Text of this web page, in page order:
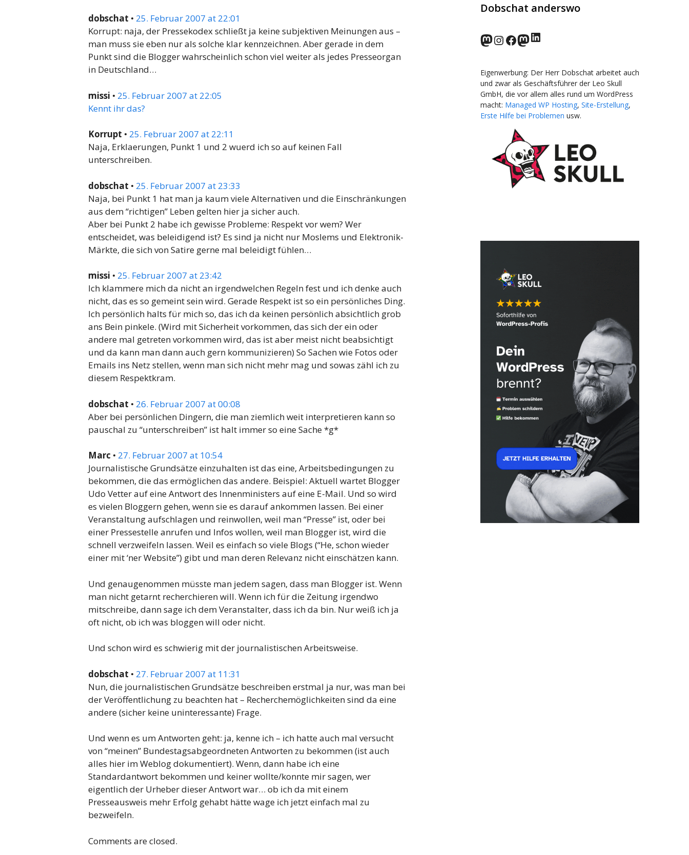
dobschat • 25. Februar 2007 at 22:01
Korrupt: naja, der Pressekodex schließt ja keine subjektiven Meinungen aus –
man muss sie eben nur als solche klar kennzeichnen. Aber gerade in dem
Punkt sind die Blogger wahrscheinlich schon viel weiter als jedes Presseorgan
in Deutschland…
missi • 25. Februar 2007 at 22:05
Kennt ihr das?
Korrupt • 25. Februar 2007 at 22:11
Naja, Erklaerungen, Punkt 1 und 2 wuerd ich so auf keinen Fall
unterschreiben.
dobschat • 25. Februar 2007 at 23:33
Naja, bei Punkt 1 hat man ja kaum viele Alternativen und die Einschränkungen
aus dem “richtigen” Leben gelten hier ja sicher auch.
Aber bei Punkt 2 habe ich gewisse Probleme: Respekt vor wem? Wer
entscheidet, was beleidigend ist? Es sind ja nicht nur Moslems und Elektronik-
Märkte, die sich von Satire gerne mal beleidigt fühlen…
missi • 25. Februar 2007 at 23:42
Ich klammere mich da nicht an irgendwelchen Regeln fest und ich denke auch
nicht, das es so gemeint sein wird. Gerade Respekt ist so ein persönliches Ding.
Ich persönlich halts für mich so, das ich da keinen persönlich absichtlich grob
ans Bein pinkele. (Wird mit Sicherheit vorkommen, das sich der ein oder
andere mal getreten vorkommen wird, das ist aber meist nicht beabsichtigt
und da kann man dann auch gern kommunizieren) So Sachen wie Fotos oder
Emails ins Netz stellen, wenn man sich nicht mehr mag und sowas zähl ich zu
diesem Respektkram.
dobschat • 26. Februar 2007 at 00:08
Aber bei persönlichen Dingern, die man ziemlich weit interpretieren kann so
pauschal zu “unterschreiben” ist halt immer so eine Sache *g*
Marc • 27. Februar 2007 at 10:54
Journalistische Grundsätze einzuhalten ist das eine, Arbeitsbedingungen zu
bekommen, die das ermöglichen das andere. Beispiel: Aktuell wartet Blogger
Udo Vetter auf eine Antwort des Innenministers auf eine E-Mail. Und so wird
es vielen Bloggern gehen, wenn sie es darauf ankommen lassen. Bei einer
Veranstaltung aufschlagen und reinwollen, weil man “Presse” ist, oder bei
einer Pressestelle anrufen und Infos wollen, weil man Blogger ist, wird die
schnell verzweifeln lassen. Weil es einfach so viele Blogs (“He, schon wieder
einer mit ‘ner Website”) gibt und man deren Relevanz nicht einschätzen kann.
Und genaugenommen müsste man jedem sagen, dass man Blogger ist. Wenn
man nicht getarnt recherchieren will. Wenn ich für die Zeitung irgendwo
mitschreibe, dann sage ich dem Veranstalter, dass ich da bin. Nur weiß ich ja
oft nicht, ob ich was bloggen will oder nicht.
Und schon wird es schwierig mit der journalistischen Arbeitsweise.
dobschat • 27. Februar 2007 at 11:31
Nun, die journalistischen Grundsätze beschreiben erstmal ja nur, was man bei
der Veröffentlichung zu beachten hat – Recherchemöglichkeiten sind da eine
andere (sicher keine uninteressante) Frage.
Und wenn es um Antworten geht: ja, kenne ich – ich hatte auch mal versucht
von “meinen” Bundestagsabgeordneten Antworten zu bekommen (ist auch
alles hier im Weblog dokumentiert). Wenn, dann habe ich eine
Standardantwort bekommen und keiner wollte/konnte mir sagen, wer
eigentlich der Urheber dieser Antwort war… ob ich da mit einem
Presseausweis mehr Erfolg gehabt hätte wage ich jetzt einfach mal zu
bezweifeln.
Comments are closed.
Dobschat anderswo
norden.social
Instagram
Facebook
wp-punks.social
LinkedIn
Eigenwerbung: Der Herr Dobschat arbeitet auch
und zwar als Geschäftsführer der Leo Skull
GmbH, die vor allem alles rund um WordPress
macht: Managed WP Hosting, Site-Erstellung,
Erste Hilfe bei Problemen usw.